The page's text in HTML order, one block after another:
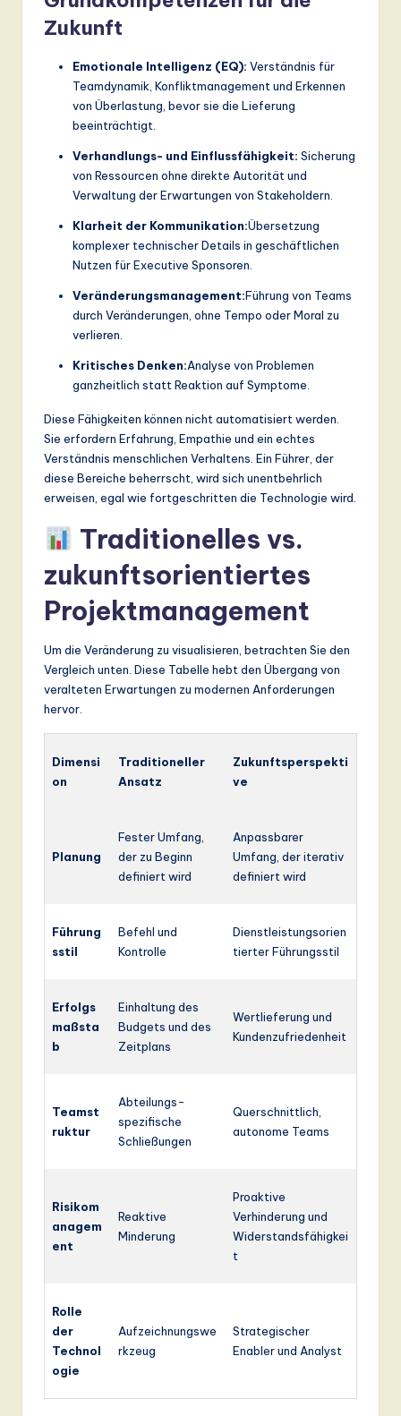
Zukunft
Emotionale Intelligenz (EQ): Verständnis für
Teamdynamik, Konfliktmanagement und Erkennen
von Überlastung, bevor sie die Lieferung
beeinträchtigt.
Verhandlungs- und Einflussfähigkeit: Sicherung
von Ressourcen ohne direkte Autorität und
Verwaltung der Erwartungen von Stakeholdern.
Klarheit der Kommunikation:Übersetzung
komplexer technischer Details in geschäftlichen
Nutzen für Executive Sponsoren.
Veränderungsmanagement:Führung von Teams
durch Veränderungen, ohne Tempo oder Moral zu
verlieren.
Kritisches Denken:Analyse von Problemen
ganzheitlich statt Reaktion auf Symptome.
Diese Fähigkeiten können nicht automatisiert werden.
Sie erfordern Erfahrung, Empathie und ein echtes
Verständnis menschlichen Verhaltens. Ein Führer, der
diese Bereiche beherrscht, wird sich unentbehrlich
erweisen, egal wie fortgeschritten die Technologie wird.
Traditionelles vs.
zukunftsorientiertes
Projektmanagement
Um die Veränderung zu visualisieren, betrachten Sie den
Vergleich unten. Diese Tabelle hebt den Übergang von
veralteten Erwartungen zu modernen Anforderungen
hervor.
Dimensi
on
Traditioneller
Ansatz
Zukunftsperspekti
ve
Planung
Fester Umfang,
der zu Beginn
definiert wird
Anpassbarer
Umfang, der iterativ
definiert wird
Führung
sstil
Befehl und
Kontrolle
Dienstleistungsorien
tierter Führungsstil
Erfolgs
maßsta
b
Einhaltung des
Budgets und des
Zeitplans
Wertlieferung und
Kundenzufriedenheit
Teamst
ruktur
Abteilungs-
spezifische
Schließungen
Querschnittlich,
autonome Teams
Risikom
anagem
ent
Reaktive
Minderung
Proaktive
Verhinderung und
Widerstandsfähigkei
t
Rolle
der
Technol
ogie
Aufzeichnungswe
rkzeug
Strategischer
Enabler und Analyst